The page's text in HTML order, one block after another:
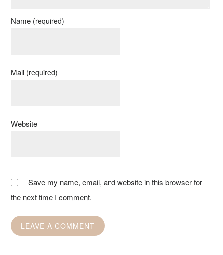
Name (required)
Mail (required)
Website
Save my name, email, and website in this browser for
the next time I comment.